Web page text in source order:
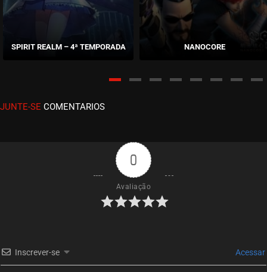
ASSISTIDO
EPISÓDIO 94
novembro 17, 2024
EPISÓDIO 93
EPISÓDIO 92
SPIRIT REALM – 4ª TEMPORADA NANOCORE
JUNTE-SE COMENTARIOS
0
Avaliação
Inscrever-se Acessar